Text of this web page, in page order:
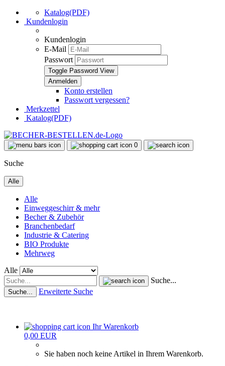
Katalog(PDF)
Kundenlogin
Kundenlogin
E-Mail
Passwort
Toggle Password View
Konto erstellen
Passwort vergessen?
Merkzettel
Katalog(PDF)
0
Suche
Alle
Alle
Einweggeschirr & mehr
Becher & Zubehör
Branchenbedarf
Industrie & Catering
BIO Produkte
Mehrweg
Alle
Suche...
Suche... Erweiterte Suche
Ihr Warenkorb
0,00 EUR
Sie haben noch keine Artikel in Ihrem Warenkorb.